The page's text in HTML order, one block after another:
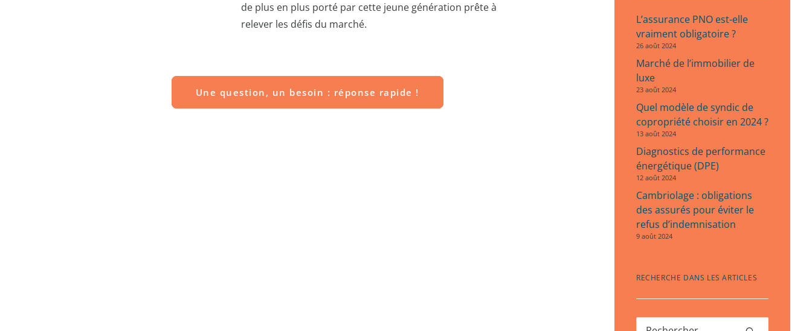
de plus en plus porté par cette jeune génération prête à
relever les défis du marché.
Une question, un besoin : réponse rapide !
L’assurance PNO est-elle
vraiment obligatoire ?
26 août 2024
Marché de l’immobilier de
luxe
23 août 2024
Quel modèle de syndic de
copropriété choisir en 2024 ?
13 août 2024
Diagnostics de performance
énergétique (DPE)
12 août 2024
Cambriolage : obligations
des assurés pour éviter le
refus d’indemnisation
9 août 2024
RECHERCHE DANS LES ARTICLES